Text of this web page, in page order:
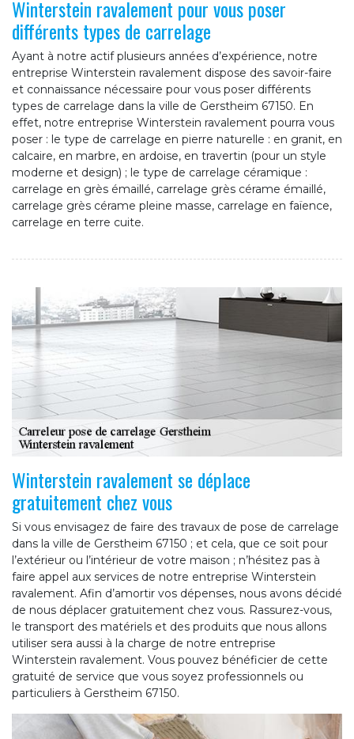
Winterstein ravalement pour vous poser
différents types de carrelage
Ayant à notre actif plusieurs années d’expérience, notre
entreprise Winterstein ravalement dispose des savoir-faire
et connaissance nécessaire pour vous poser différents
types de carrelage dans la ville de Gerstheim 67150. En
effet, notre entreprise Winterstein ravalement pourra vous
poser : le type de carrelage en pierre naturelle : en granit, en
calcaire, en marbre, en ardoise, en travertin (pour un style
moderne et design) ; le type de carrelage céramique :
carrelage en grès émaillé, carrelage grès cérame émaillé,
carrelage grès cérame pleine masse, carrelage en faïence,
carrelage en terre cuite.
Winterstein ravalement se déplace
gratuitement chez vous
Si vous envisagez de faire des travaux de pose de carrelage
dans la ville de Gerstheim 67150 ; et cela, que ce soit pour
l’extérieur ou l’intérieur de votre maison ; n’hésitez pas à
faire appel aux services de notre entreprise Winterstein
ravalement. Afin d’amortir vos dépenses, nous avons décidé
de nous déplacer gratuitement chez vous. Rassurez-vous,
le transport des matériels et des produits que nous allons
utiliser sera aussi à la charge de notre entreprise
Winterstein ravalement. Vous pouvez bénéficier de cette
gratuité de service que vous soyez professionnels ou
particuliers à Gerstheim 67150.